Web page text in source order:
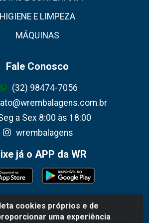
cookies próprios e de
uma experiência
HIGIENE E LIMPEZA
MÁQUINAS
Fale Conosco
(32) 98474-7056
a Sex 8:00 às 18:00
wrembalagens
já o APP da WR
- R. Cel. Teodoro Gomes de Araújo,